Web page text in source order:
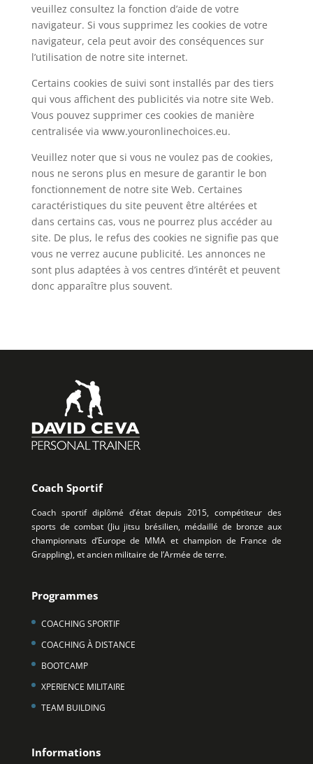
veuillez consultez la fonction d’aide de votre
navigateur. Si vous supprimez les cookies de votre
navigateur, cela peut avoir des conséquences sur
l’utilisation de notre site internet.
Certains cookies de suivi sont installés par des tiers
qui vous affichent des publicités via notre site Web.
Vous pouvez supprimer ces cookies de manière
centralisée via www.youronlinechoices.eu.
Veuillez noter que si vous ne voulez pas de cookies,
nous ne serons plus en mesure de garantir le bon
fonctionnement de notre site Web. Certaines
caractéristiques du site peuvent être altérées et
dans certains cas, vous ne pourrez plus accéder au
site. De plus, le refus des cookies ne signifie pas que
vous ne verrez aucune publicité. Les annonces ne
sont plus adaptées à vos centres d’intérêt et peuvent
donc apparaître plus souvent.
Coach Sportif
Coach sportif diplômé d’état depuis 2015, compétiteur des
sports de combat (Jiu jitsu brésilien, médaillé de bronze aux
championnats d’Europe de MMA et champion de France de
Grappling), et ancien militaire de l’Armée de terre.
Programmes
COACHING SPORTIF
COACHING À DISTANCE
BOOTCAMP
XPERIENCE MILITAIRE
TEAM BUILDING
Informations